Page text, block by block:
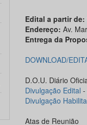
Edital a partir de:
Endereço: Av.
Entrega da
DOWNLOAD/
D.O.U. Diário
Divulgação Edital -
Divulgação
Atas de Reunião